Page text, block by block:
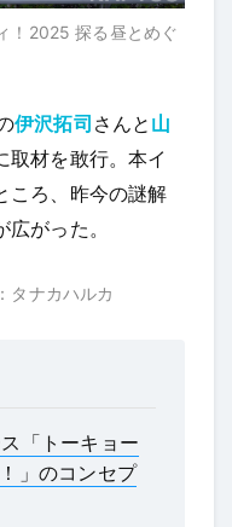
！2025 探る昼とめぐ
伊沢拓司 さんと 山
取材を敢行。本イ
ころ、昨今の謎解
がった。
タナカハルカ
「トーキョー
」のコンセプ